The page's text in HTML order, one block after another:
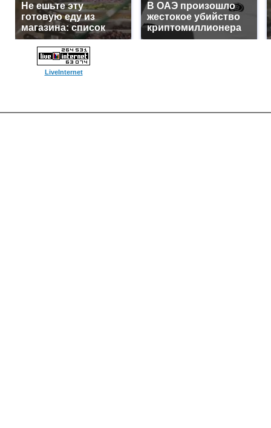
Не ешьте эту
готовую еду из
магазина: список
В ОАЭ произошло
жестокое убийство
криптомиллионера
LiveInternet